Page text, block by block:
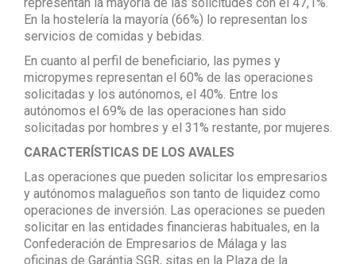
En la hostelería la mayoría (66%) lo representan los
servicios de comidas y bebidas.
En cuanto al perfil de beneficiario, las pymes y
micropymes representan el 60% de las operaciones
solicitadas y los autónomos, el 40%. Entre los
autónomos el 69% de las operaciones han sido
solicitadas por hombres y el 31% restante, por mujeres.
CARACTERÍSTICAS DE LOS AVALES
Las operaciones que pueden solicitar los empresarios
y autónomos malagueños son tanto de liquidez como
operaciones de inversión. Las operaciones se pueden
solicitar en las entidades financieras habituales, en la
Confederación de Empresarios de Málaga y las
oficinas de Garántia SGR, sitas en la Plaza de la